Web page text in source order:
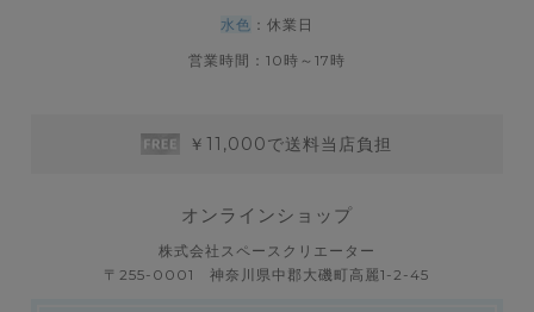
水色 ：休業日
営業時間：10時～17時
￥11,000で送料当店負担
オンラインショップ
株式会社スペースクリエーター
〒255-0001 神奈川県中郡大磯町高麗1-2-45